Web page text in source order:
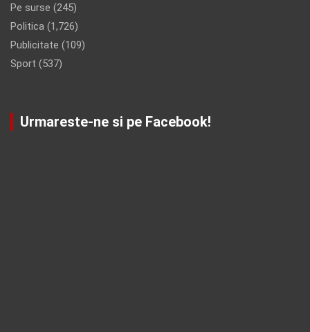
Pe surse (245)
Politica (1,726)
Publicitate (109)
Sport (537)
Urmareste-ne si pe Facebook!